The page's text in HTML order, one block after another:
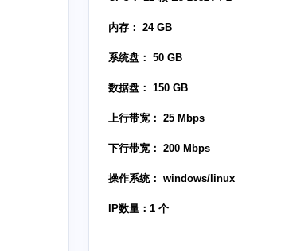
内存： 24 GB
系统盘： 50 GB
数据盘： 150 GB
上行带宽： 25 Mbps
下行带宽： 200 Mbps
操作系统： windows/linux
IP数量：1 个